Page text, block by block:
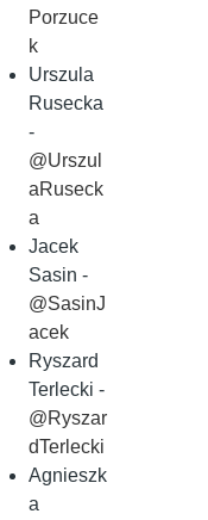
Porzuce
k
Urszula
Rusecka
-
@Urszul
aRuseck
a
Jacek
Sasin -
@SasinJ
acek
Ryszard
Terlecki -
@Ryszar
dTerlecki
Agnieszk
a